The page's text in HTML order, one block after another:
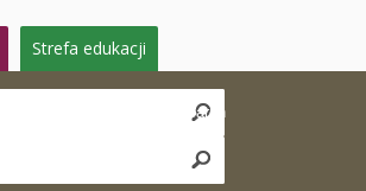
Strefa edukacji
Search